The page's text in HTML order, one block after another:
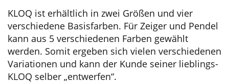
KLOQ ist erhältlich in zwei Größen und vier
verschiedene Basisfarben. Für Zeiger und Pendel
kann aus 5 verschiedenen Farben gewählt
werden. Somit ergeben sich vielen verschiedenen
Variationen und kann der Kunde seiner lieblings-
KLOQ selber „entwerfen“.